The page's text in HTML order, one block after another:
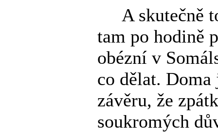
A skutečně
tam po hodině
obézní v
co dělat.
závěru, že
soukromých